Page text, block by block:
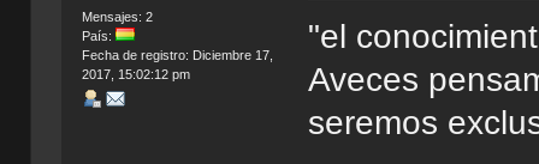
Mensajes: 2
País:
Fecha de registro: Diciembre 17,
2017, 15:02:12 pm
"el
Aveces
seremos